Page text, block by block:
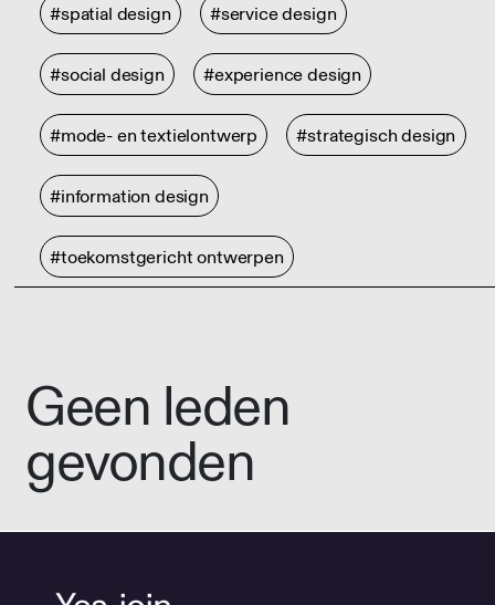
#spatial design #service design
#social design #experience design
#mode- en textielontwerp #strategisch design
#information design
#toekomstgericht ontwerpen
Geen leden
gevonden